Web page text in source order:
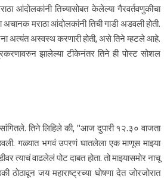
आंदोलकांनी तिच्यासोबत केलेल्या गैरवर्तवणुकीचा
मराठा आंदोलकांनी तिची गाडी अडवली होती.
अत्यंत अस्वस्थ करणारी होती, असे तिने म्हटले आहे.
झालेल्या टीकेनंतर तिने ही पोस्ट सोशल
तिने लिहिले की, "आज दुपारी १२.३० वाजता
गळ्यात भगवं उपरणं घातलेला एक माणूस माझ्या
त्याचं वाढलेलं पोट दाबत होता. तो माझ्यासमोर नाचू
जय महाराष्ट्रच्या घोषणा देत जोरजोरात